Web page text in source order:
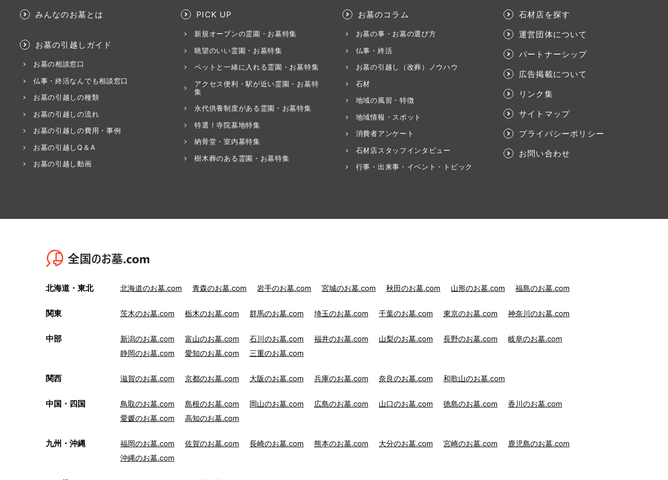
みんなのお墓とは
お墓の引越しガイド
お墓の相談窓口
仏事・終活なんでも相談窓口
お墓の引越しの種類
お墓の引越しの流れ
お墓の引越しの費用・事例
お墓の引越しQ＆A
お墓の引越し動画
PICK UP
新規オープンの霊園・お墓特集
眺望のいい霊園・お墓特集
ペットと一緒に入れる霊園・お墓特集
アクセス便利・駅が近い霊園・お墓特
集
永代供養制度がある霊園・お墓特集
特選！寺院墓地特集
納骨堂・室内墓特集
樹木葬のある霊園・お墓特集
お墓のコラム
お墓の事・お墓の選び方
仏事・終活
お墓の引越し（改葬）ノウハウ
石材
地域の風習・特徴
地域情報・スポット
消費者アンケート
石材店スタッフインタビュー
行事・出来事・イベント・トピック
石材店を探す
運営団体について
パートナーシップ
広告掲載について
リンク集
サイトマップ
プライバシーポリシー
お問い合わせ
北海道・東北 北海道のお墓.com 青森のお墓.com 岩手のお墓.com 宮城のお墓.com 秋田のお墓.com 山形のお墓.com 福島のお墓.com
関東 茨木のお墓.com 栃木のお墓.com 群馬のお墓.com 埼玉のお墓.com 千葉のお墓.com 東京のお墓.com 神奈川のお墓.com
中部 新潟のお墓.com 富山のお墓.com 石川のお墓.com 福井のお墓.com 山梨のお墓.com 長野のお墓.com
岐阜のお墓.com
静岡のお墓.com
愛知のお墓.com 三重のお墓.com
関西 滋賀のお墓.com 京都のお墓.com 大阪のお墓.com 兵庫のお墓.com 奈良のお墓.com 和歌山のお墓.com
中国・四国 鳥取のお墓.com 島根のお墓.com 岡山のお墓.com 広島のお墓.com 山口のお墓.com 徳島のお墓.com
香川のお墓.com
愛媛のお墓.com
高知のお墓.com
九州・沖縄 福岡のお墓.com 佐賀のお墓.com 長崎のお墓.com 熊本のお墓.com 大分のお墓.com 宮崎のお墓.com
鹿児島のお墓.com
沖縄のお墓.com